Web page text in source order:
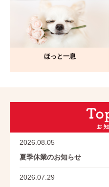
ほっと一息
2026.08.05
夏季休業のお知らせ
2026.07.29